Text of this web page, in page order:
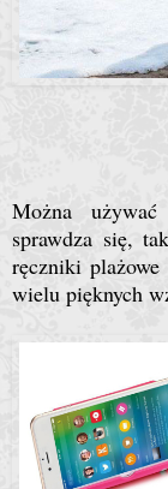
Można
sprawdza się,
ręczniki
wielu pięknych